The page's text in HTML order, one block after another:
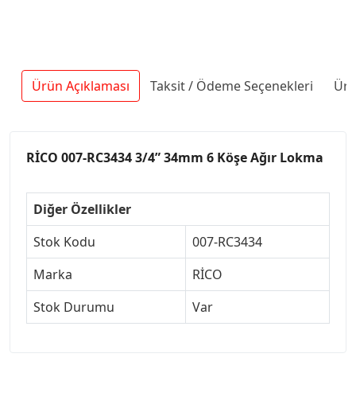
Ürün Açıklaması Taksit / Ödeme Seçenekleri
RİCO 007-RC3434 3/4” 34mm 6 Köşe Ağır Lokma
Diğer Özellikler
Stok Kodu
007-RC3434
Marka
RİCO
Stok Durumu
Var